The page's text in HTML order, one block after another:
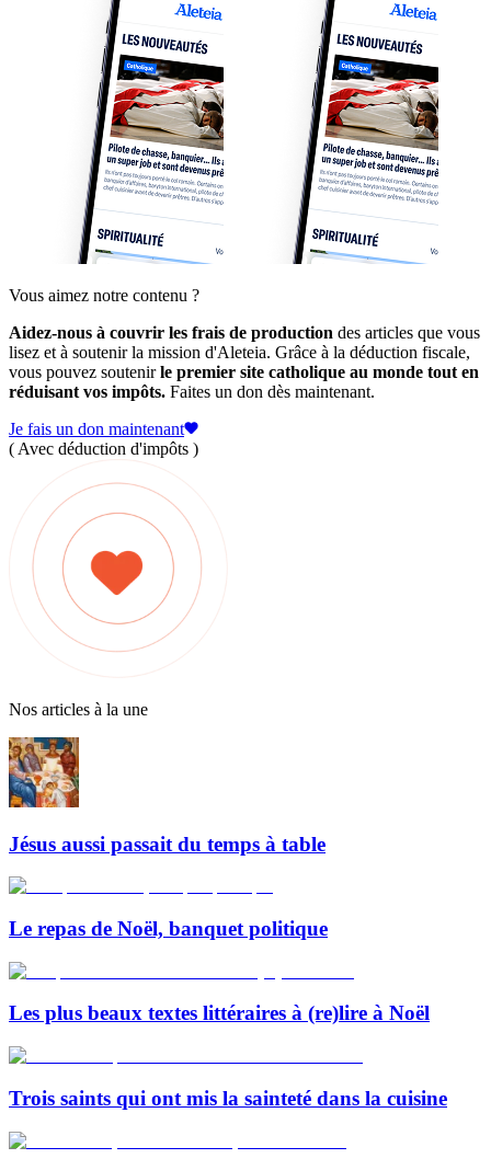
Vous aimez notre contenu ?
Aidez-nous à couvrir les frais de production des articles que vous
lisez et à soutenir la mission d'Aleteia. Grâce à la déduction fiscale,
vous pouvez soutenirle premier site catholique au monde tout en
réduisant vos impôts. Faites un don dès maintenant.
Je fais un don maintenant
( Avec déduction d'impôts )
Nos articles à la une
Jésus aussi passait du temps à table
Le repas de Noël, banquet politique
Les plus beaux textes littéraires à (re)lire à Noël
Trois saints qui ont mis la sainteté dans la cuisine